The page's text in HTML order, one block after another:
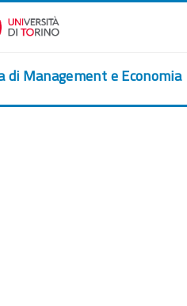
di Management e Economia